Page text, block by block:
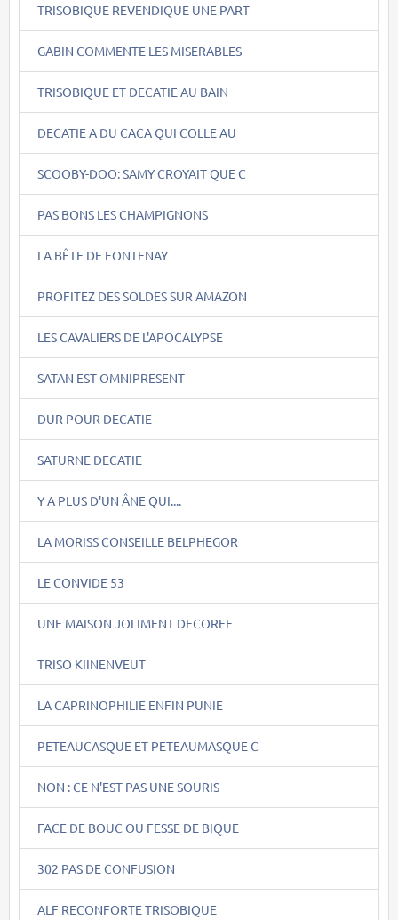
TRISOBIQUE REVENDIQUE UNE PART
GABIN COMMENTE LES MISERABLES
TRISOBIQUE ET DECATIE AU BAIN
DECATIE A DU CACA QUI COLLE AU
SCOOBY-DOO: SAMY CROYAIT QUE C
PAS BONS LES CHAMPIGNONS
LA BÊTE DE FONTENAY
PROFITEZ DES SOLDES SUR AMAZON
LES CAVALIERS DE L'APOCALYPSE
SATAN EST OMNIPRESENT
DUR POUR DECATIE
SATURNE DECATIE
Y A PLUS D'UN ÂNE QUI....
LA MORISS CONSEILLE BELPHEGOR
LE CONVIDE 53
UNE MAISON JOLIMENT DECOREE
TRISO KIINENVEUT
LA CAPRINOPHILIE ENFIN PUNIE
PETEAUCASQUE ET PETEAUMASQUE C
NON : CE N'EST PAS UNE SOURIS
FACE DE BOUC OU FESSE DE BIQUE
302 PAS DE CONFUSION
ALF RECONFORTE TRISOBIQUE